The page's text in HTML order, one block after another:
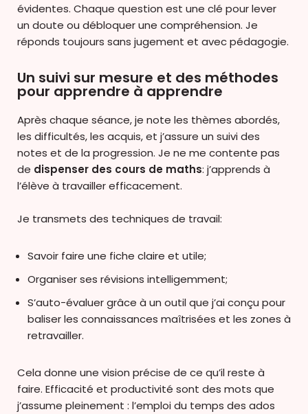
évidentes. Chaque question est une clé pour lever
un doute ou débloquer une compréhension. Je
réponds toujours sans jugement et avec pédagogie.
Un suivi sur mesure et des méthodes
pour apprendre à apprendre
Après chaque séance, je note les thèmes abordés,
les difficultés, les acquis, et j’assure un suivi des
notes et de la progression. Je ne me contente pas
de dispenser des cours de maths: j’apprends à
l’élève à travailler efficacement.
Je transmets des techniques de travail:
Savoir faire une fiche claire et utile;
Organiser ses révisions intelligemment;
S’auto-évaluer grâce à un outil que j’ai conçu pour
baliser les connaissances maîtrisées et les zones à
retravailler.
Cela donne une vision précise de ce qu’il reste à
faire. Efficacité et productivité sont des mots que
j’assume pleinement : l’emploi du temps des ados